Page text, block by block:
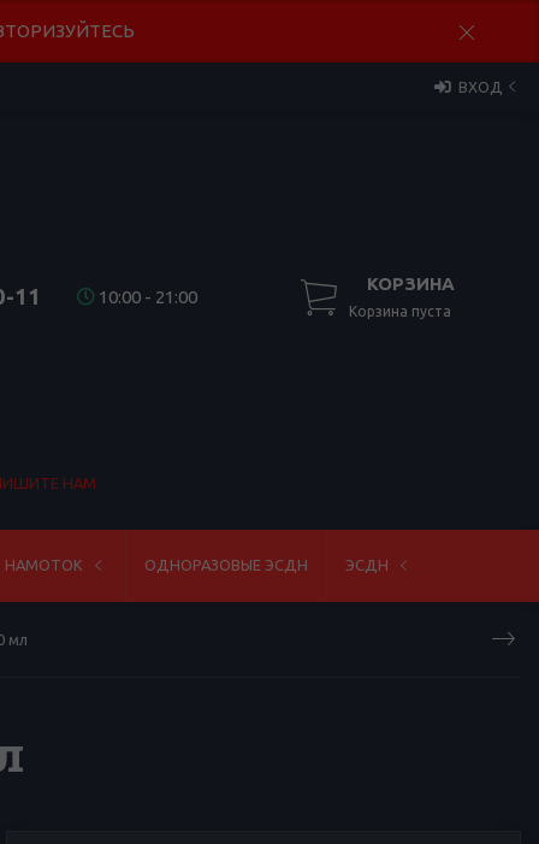
ВХОД
11 10:00 - 21:00
КОРЗИНА
Корзина пуста
НАМ
НАМОТОК ОДНОРАЗОВЫЕ ЭСДН ЭСДН
мл